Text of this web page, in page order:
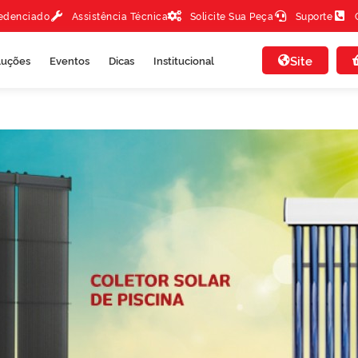
Assistência Técnica Solicite Sua Peça Suporte
Eventos Dicas Institucional Site